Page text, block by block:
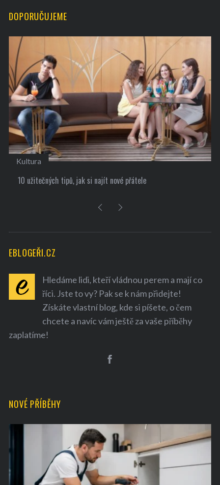
DOPORUČUJEME
Kultura
10 užitečných tipů, jak si najít nové přátele
EBLOGEŘI.CZ
Hledáme lidi, kteří vládnou perem a mají co
říci. Jste to vy? Pak se k nám přidejte!
Získáte vlastní blog, kde si píšete, o čem
chcete a navíc vám ještě za vaše příběhy
zaplatíme!
NOVÉ PŘÍBĚHY